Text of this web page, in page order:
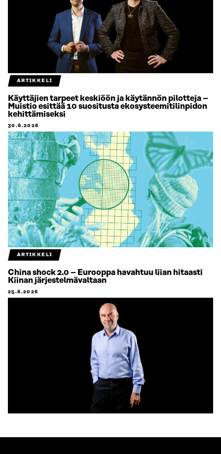
ARTIKKELI
Käyttäjien tarpeet keskiöön ja käytännön pilotteja –
Muistio esittää 10 suositusta ekosysteemitilinpidon
kehittämiseksi
30.6.2026
ARTIKKELI
China shock 2.0 – Eurooppa havahtuu liian hitaasti
Kiinan järjestelmävaltaan
25.6.2026